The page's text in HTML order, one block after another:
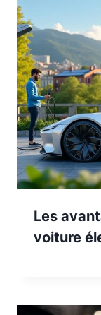
Les
voiture